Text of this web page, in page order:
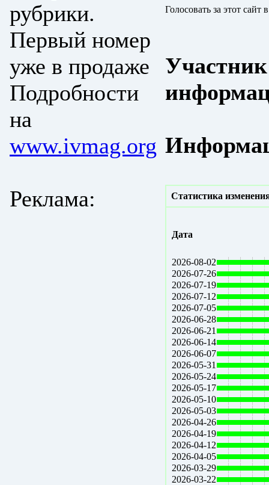
рубрики.
Первый номер
уже в продаже
Подробности
на
www.ivmag.org
Реклама:
Голосовать за этот сайт
Статистика
Дата
2026-08-02
2026-07-26
2026-07-19
2026-07-12
2026-07-05
2026-06-28
2026-06-21
2026-06-14
2026-06-07
2026-05-31
2026-05-24
2026-05-17
2026-05-10
2026-05-03
2026-04-26
2026-04-19
2026-04-12
2026-04-05
2026-03-29
2026-03-22